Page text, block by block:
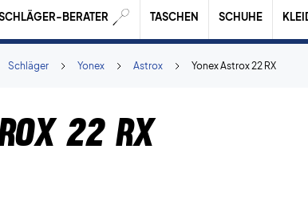
BERATER TASCHEN SCHUHE
Yonex Astrox 22 RX
Astrox
Yonex
Schläger
22 RX